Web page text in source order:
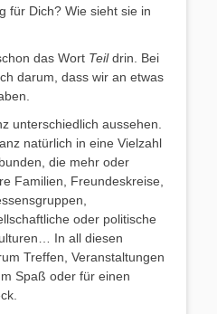
für Dich? Wie sieht sie in
das Wort Teildrin. Bei
darum, dass wir an etwas
unterschiedlich aussehen.
natürlich in eine Vielzahl
die mehr oder
Familien, Freundeskreise,
oder politische
In all diesen
Treffen, Veranstaltungen
Spaß oder für einen